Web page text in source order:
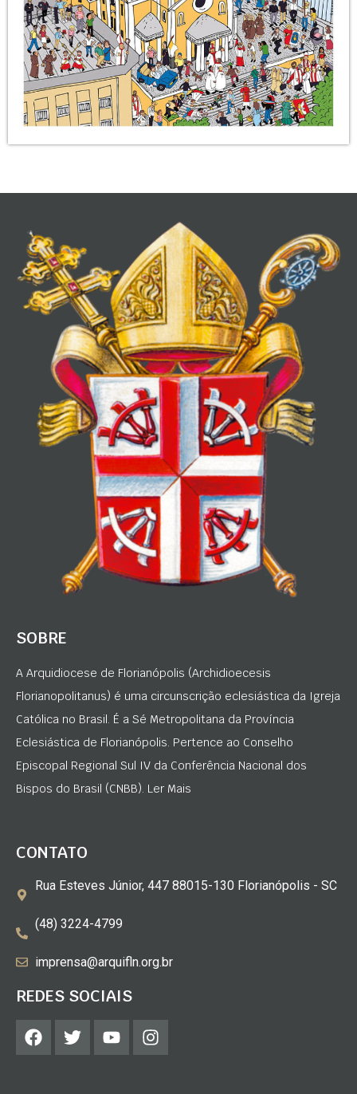
SOBRE
A Arquidiocese de Florianópolis (Archidioecesis
Florianopolitanus) é uma circunscrição eclesiástica da Igreja
Católica no Brasil. É a Sé Metropolitana da Província
Eclesiástica de Florianópolis. Pertence ao Conselho
Episcopal Regional Sul IV da Conferência Nacional dos
Bispos do Brasil (CNBB). Ler Mais
CONTATO
Rua Esteves Júnior, 447 88015-130 Florianópolis - SC
(48) 3224-4799
imprensa@arquifln.org.br
REDES SOCIAIS